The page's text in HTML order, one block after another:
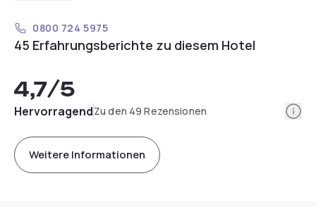
0800 724 5975
45 Erfahrungsberichte zu diesem Hotel
4,7/5
HervorragendZu den 49 Rezensionen
Weitere Informationen